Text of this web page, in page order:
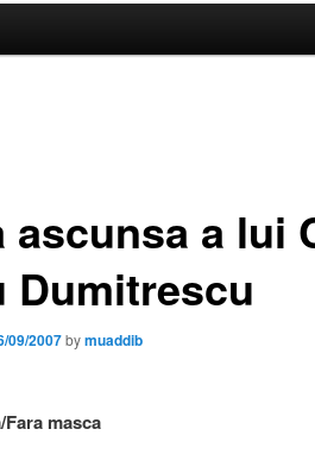
ascunsa a lui
Dumitrescu
09/2007bymuaddib
masca